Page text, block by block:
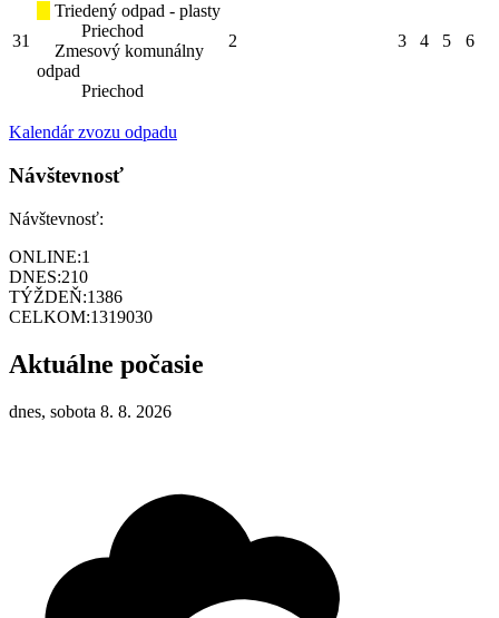
31
Triedený odpad - plasty
Priechod
Zmesový komunálny
odpad
Priechod
2 3 4 5 6
Kalendár zvozu odpadu
Návštevnosť
Návštevnosť:
ONLINE:1
DNES:210
TÝŽDEŇ:1386
CELKOM:1319030
Aktuálne počasie
dnes, sobota 8. 8. 2026